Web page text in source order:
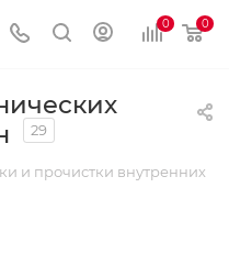
0 0
29
и прочистки внутренних